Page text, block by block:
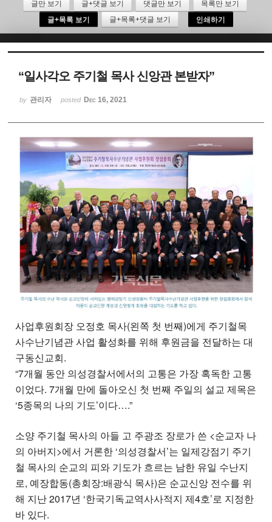
글만 보기 글+댓글 보기 댓글만 보기
목록만 보기
글+목록 보기
글+목록+댓글 보기 인쇄하기
“일사각오 주기철 목사 신앙관 본받자”
by 관리자 posted Dec 16, 2021
사업후원회장 오정호 목사(왼쪽 첫 번째)에게 주기철목
사수난기념관 사업 활성화를 위해 후원금을 전달하는 대
구동신교회.
“7개월 동안 의성경찰서에서의 고통은 가장 혹독한 고통
이었다. 7개월 만에 돌아오신 첫 번째 주일의 설교 제목은
‘5종목의 나의 기도’이다….”
소양 주기철 목사의 아들 고 주광조 장로가 쓴 <순교자 나
의 아버지>에서 거론한 ‘의성경찰서’는 일제강점기 주기
철 목사의 순교의 피와 기도가 흐르는 남한 유일 수난지
로, 예장합동(총회장:배광식 목사)은 순교신앙 전수를 위
해 지난 2017년 ‘한국기독교역사사적지 제4호’로 지정한
바 있다.
Sketchbook5, 스케치북5
Sketchbook5, 스케치북5